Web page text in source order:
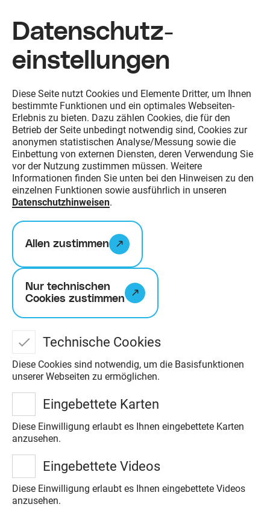
Zum Inhalt springen
Projekte
BNE konkret – in diesen
Projektbeispielen wird Innovatives
und Wissenswertes zu den
nachhaltiger Entwicklung vermittelt.
Fehlt ein Projekt? Dann gerne hier
Bescheid geben. Wir freuen uns über
jedes Angebot!
Datenschutz­
einstellungen
Diese Seite nutzt Cookies und Elemente Dritter, um Ihnen
bestimmte Funktionen und ein optimales Webseiten-
Erlebnis zu bieten. Dazu zählen Cookies, die für den
Betrieb der Seite unbedingt notwendig sind, Cookies zur
anonymen statistischen Analyse/Messung sowie die
Einbettung von externen Diensten, deren Verwendung Sie
vor der Nutzung zustimmen müssen. Weitere
Informationen finden Sie unten bei den Hinweisen zu den
einzelnen Funktionen sowie ausführlich in unseren
Datenschutzhinweisen.
Allen zustimmen
Nur technischen
Cookies zustimmen
Technische Cookies
Diese Cookies sind notwendig, um die Basisfunktionen
unserer Webseiten zu ermöglichen.
Eingebettete Karten
Diese Einwilligung erlaubt es Ihnen eingebettete Karten
anzusehen.
Eingebettete Videos
Diese Einwilligung erlaubt es Ihnen eingebettete Videos
anzusehen.